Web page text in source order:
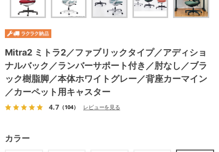
Mitra2 ミトラ2／ファブリックタイプ／アディショ
ナルバック／ランバーサポート付き／肘なし／ブラ
ック樹脂脚／本体ホワイトグレー／背座カーマイン
／カーペット用キャスター
4.7（104） レビューを見る
カラー